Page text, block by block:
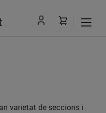
varietat de seccions i